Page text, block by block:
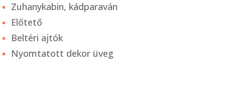
Zuhanykabin, kádparaván
Előtető
Beltéri ajtók
Nyomtatott dekor üveg